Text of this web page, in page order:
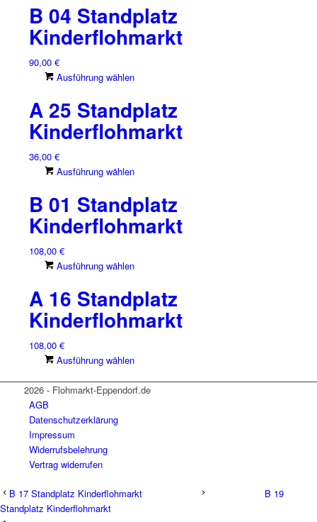
B 04 Standplatz
Kinderflohmarkt
90,00 €
Ausführung wählen
weist
mehrere
Varianten
können
auf
der
A 25 Standplatz
Kinderflohmarkt
36,00 €
Ausführung wählen
weist
mehrere
Varianten
können
auf
der
B 01 Standplatz
Kinderflohmarkt
108,00 €
Ausführung wählen
weist
mehrere
Varianten
können
A 16 Standplatz
Kinderflohmarkt
108,00 €
Ausführung wählen
weist
2026 - Flohmarkt-Eppendorf.de
AGB
Datenschutzerklärung
Impressum
Widerrufsbelehrung
Vertrag widerrufen
B 17 Standplatz Kinderflohmarkt
B 19
Standplatz Kinderflohmarkt